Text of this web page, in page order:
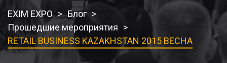
EXIM EXPO
Блог
Прошедшие мероприятия
RETAIL BUSINESS KAZAKHSTAN 2015 ВЕСНА